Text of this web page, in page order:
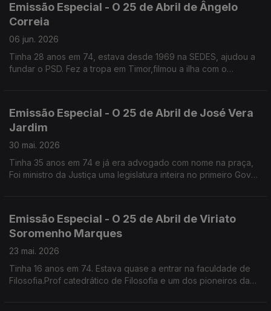
Emissão Especial - O 25 de Abril de Ângelo
Correia
06 jun. 2026
Tinha 28 anos em 74, estava desde 1969 na SEDES, ajudou a
fundar o PSD. Fez a tropa em Timor,filmou a ilha com o
Emissão Especial - O 25 de Abril de José Vera
Jardim
30 mai. 2026
Tinha 35 anos em 74 e já era advogado com nome na praça,
Foi ministro da Justiça uma legislatura inteira no primeiro Gov
Emissão Especial - O 25 de Abril de Viriato
Soromenho Marques
23 mai. 2026
Tinha 16 anos em 74. Estava quase a entrar na faculdade de
Filosofia.Prof catedrático de Filosofia e um dos pioneiros da